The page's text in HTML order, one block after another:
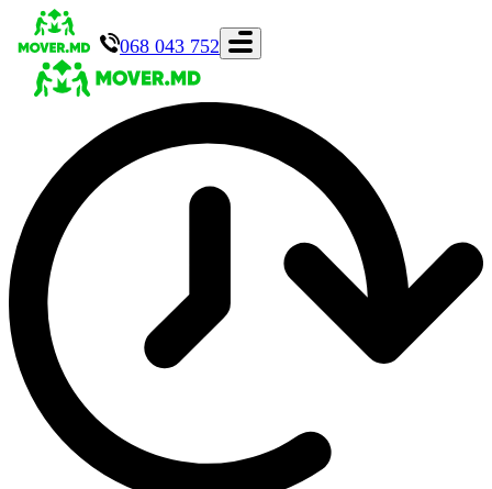
068 043 752